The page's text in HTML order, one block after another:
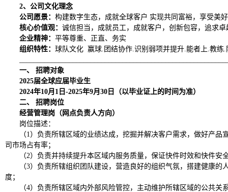
2、 公司文化理念
公司愿景： 构建数字生态，成就全球客户 实现共同富裕，享受美
核心价值观： 诚信担当，成就员工，成就客户，创新包容，追求卓
企业精神： 平等尊重、正直、务实
组织特性： 球队文化 赢球.团结协作.识别弱项并提升.能者上.教练.
一、 招聘对象
2025届全球应届毕业生
2024年10月1日-2025年9月30日（以毕业证上的时间为准）
二、 招聘岗位
经营管理岗（网点负责人方向）
岗位描述：
（1）负责所辖区域的业绩达成，挖掘并解决客户需求，做好产品
司市场占有率；
（2）负责并持续提升本区域内服务质量，保证快件时效和快件安
（3）负责所辖组织团队建设，营造良好的组织气氛，搭建健康的
度；
（4）负责所辖区域内外部风险管控，主动维护所辖区域的公共关